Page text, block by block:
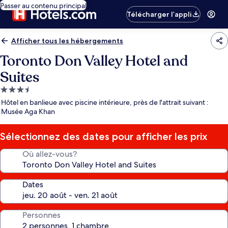
Passer au contenu principal
Télécharger l’appli
Afficher tous les hébergements
Toronto Don Valley Hotel and
Suites
Hébergement
3.5 étoiles
Hôtel en banlieue avec piscine intérieure, près de l'attrait suivant :
Musée Aga Khan
Sélectionnez des dates pour afficher les prix
Où allez-vous?
Dates
Personnes